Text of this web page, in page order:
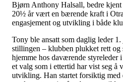
Bjørn Anthony Halsall, bedre kjent
20½ år vært en bærende kraft i
engasjement og utvikling i både
Tony ble ansatt som daglig leder
stillingen – klubben plukket rett og
hjemme hos daværende
et valg som i ettertid har vist seg å
utvikling. Han startet forsiktig